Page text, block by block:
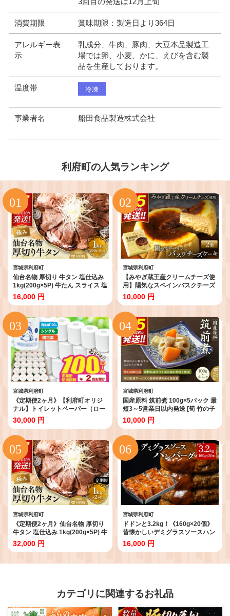
消費期限 賞味期限：製造日より364日
アレルギー表
示
乳成分、牛肉、豚肉、大豆本品製造工
場では卵、小麦、かに、えびを含む製
品を生産しております。
温度帯 冷凍
事業者名 船田食品製造株式会社
利府町の人気ランキング
宮城県利府町
仙台名物 厚切り 牛タン 塩仕込み
1kg(200g×5P) 牛たん スライス 塩
味 [牛タン タン塩 希少 部位 タン
中 タン元 塩ダレ タレ 小分け 仙台
名物 厚切 肉厚 おいしい 美味 牛
肉 焼肉 バーベキュー BBQ 宮城県
利府町 船田食品]
16,000 円
宮城県利府町
【みやぎ蔵王産クリームチーズ使
用】陽気なスペインバスクチーズ
ケーキ 2個セット 最短3～5営業日
以内発送 [パティシエ ムー モル モ
ル patissier mou mol molle スイ
ーツ P＆Cファクトリー キャラメ
ル クリームチーズ ふわとろ]
10,000 円
宮城県利府町
《定期便2ヶ月》【利府町オリジ
ナル】トイレットペーパー（ロー
ル数100個×2回）
30,000 円
宮城県利府町
国産原料 筑前煮 100g×5パック 最
短3～5営業日以内発送 [筍 竹の子
たけのこ タケノコ 人参 にんじん
ニンジン]
10,000 円
宮城県利府町
《定期便2ヶ月》仙台名物 厚切り
牛タン 塩仕込み 1kg(200g×5P) 牛
たん スライス 塩味 [牛タン タン塩
希少 部位 タン中 タン元 塩ダレ タ
いしい 美味 牛 肉 焼肉 バーベキュ
32,000 円
宮城県利府町
ドドンと3.2kg！《160g×20個》
昔懐かしいデミグラスソースハン
バーグ 肉 洋食 簡単 大容量 湯煎
湯せん 個包装 [大容量 ハンバーグ
洋食 湯煎 個別包装 小分 お弁当 便
16,000 円
カテゴリに関連するお礼品